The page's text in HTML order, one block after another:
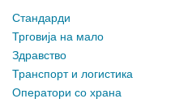
Стандарди
Трговија на мало
Здравство
Транспорт и логистика
Оператори со храна